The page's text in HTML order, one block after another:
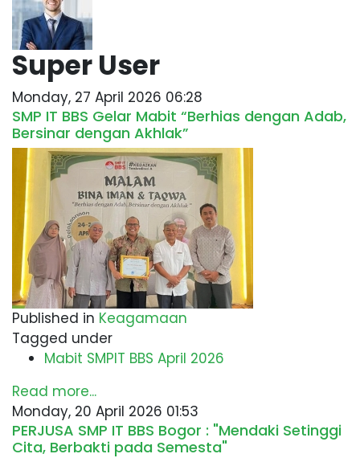
Super User
Monday, 27 April 2026 06:28
SMP IT BBS Gelar Mabit “Berhias dengan Adab,
Bersinar dengan Akhlak”
Published in Keagamaan
Tagged under
Mabit SMPIT BBS April 2026
Read more...
Monday, 20 April 2026 01:53
PERJUSA SMP IT BBS Bogor : "Mendaki Setinggi
Cita, Berbakti pada Semesta"